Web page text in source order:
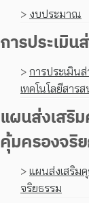
> งบประมาณ
การประเมิน
> การประเมิน
เทคโนโลยีสาร
แผนส่งเสริ
คุ้มครองจริ
> แผนส่งเสริม
จริยธรรม